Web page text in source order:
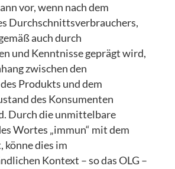
vor, wenn nach dem
Durchschnittsverbrauchers,
auch durch
und Kenntnisse geprägt wird,
zwischen den
Produkts und dem
des Konsumenten
Durch die unmittelbare
Wortes „immun“ mit dem
könne dies im
Kontext – so das OLG –